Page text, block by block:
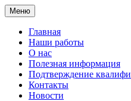
Меню
Главная
Наши работы
О нас
Полезная информация
Подтверждение
Контакты
Новости